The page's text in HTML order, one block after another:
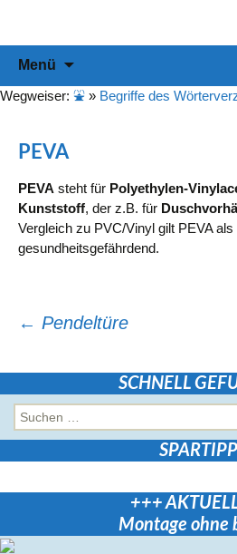
Menü
springen
Wegweiser: ⛲ » Begriffe des
PEVA
PEVA steht für Polyethylen-
Kunststoff, der z.B. für
Vergleich zu PVC/Vinyl gilt PEVA als
gesundheitsgefährdend.
Beitragsnavigation
← Pendeltüre
SCHNELL
Suchen
nach:
+++
Montage ohne